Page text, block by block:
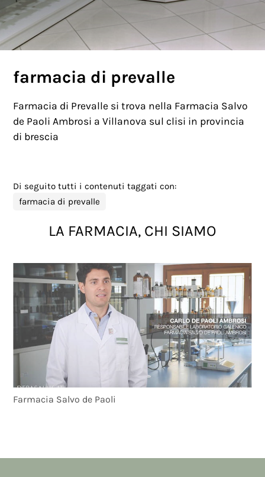
farmacia di prevalle
Farmacia di Prevalle si trova nella Farmacia Salvo
de Paoli Ambrosi a Villanova sul clisi in provincia
di brescia
Di seguito tutti i contenuti taggati con:
farmacia di prevalle
LA FARMACIA, CHI SIAMO
Farmacia Salvo de Paoli